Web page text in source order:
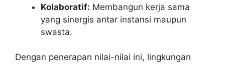
Kolaboratif: Membangun kerja sama
yang sinergis antar instansi maupun
swasta.
Dengan penerapan nilai-nilai ini, lingkungan